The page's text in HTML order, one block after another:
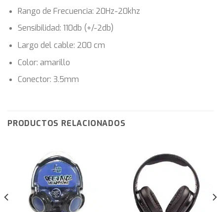
Rango de Frecuencia: 20Hz-20khz
Sensibilidad: 110db (+/-2db)
Largo del cable: 200 cm
Color: amarillo
Conector: 3.5mm
PRODUCTOS RELACIONADOS